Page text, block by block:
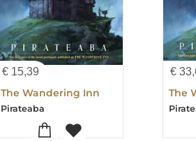
€15,39
The Wandering Inn
Pirateaba
€
The